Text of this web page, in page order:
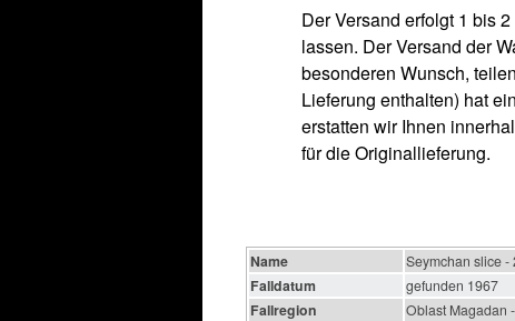
Der Versand erfolgt 1 bis
lassen. Der Versand der
besonderen Wunsch,
Lieferung enthalten) hat
erstatten wir Ihnen
für die Originallieferung.
Name Seymchan slice -
Falldatum gefunden 1967
Fallregion Oblast Magadan